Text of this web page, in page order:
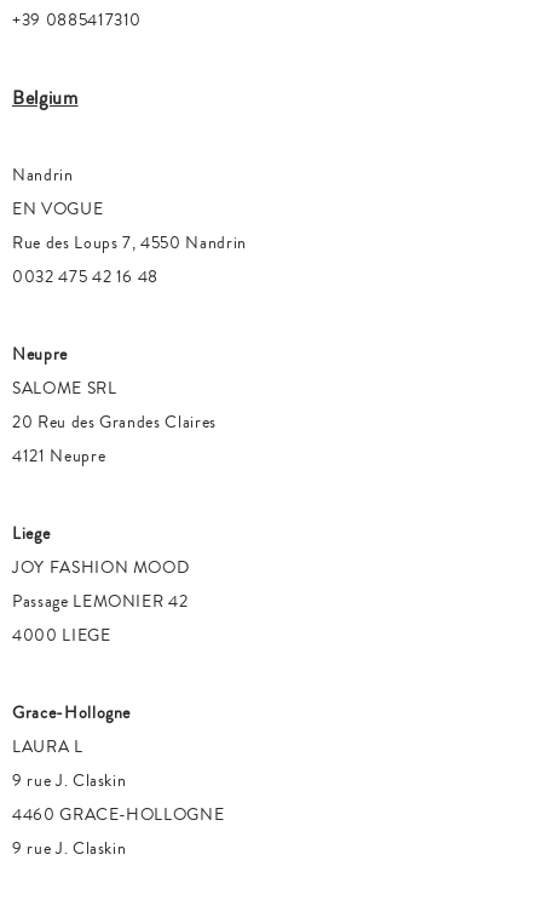
+39 0885417310
Belgium
Nandrin
EN VOGUE
Rue des Loups 7, 4550 Nandrin
0032 475 42 16 48
Neupre
SALOME SRL
20 Reu des Grandes Claires
4121 Neupre
Liege
JOY FASHION MOOD
Passage LEMONIER 42
4000 LIEGE
Grace-Hollogne
LAURA L
9 rue J. Claskin
4460 GRACE-HOLLOGNE
9 rue J. Claskin